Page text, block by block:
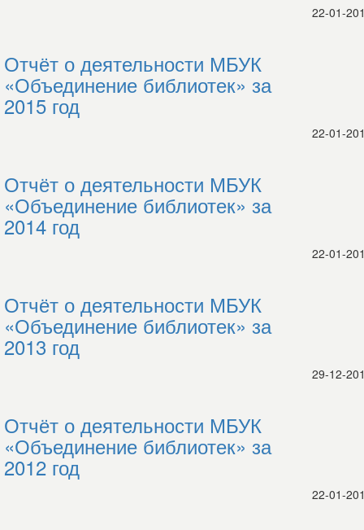
22-01-
Отчёт о деятельности МБУК
«Объединение библиотек» за
2015 год
22-01-
Отчёт о деятельности МБУК
«Объединение библиотек» за
2014 год
22-01-
Отчёт о деятельности МБУК
«Объединение библиотек» за
2013 год
29-12-
Отчёт о деятельности МБУК
«Объединение библиотек» за
2012 год
22-01-